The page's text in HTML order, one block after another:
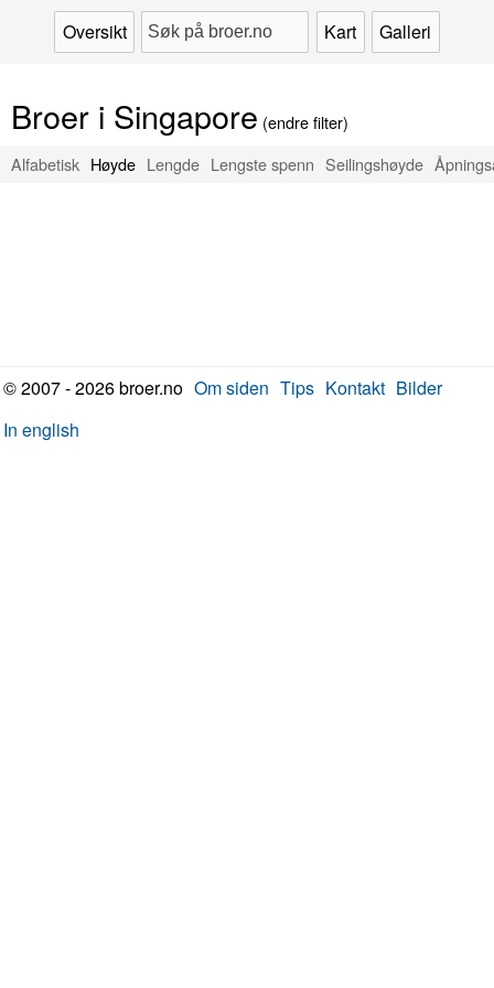
Oversikt Kart Galleri
Broer i Singapore (endre filter)
Alfabetisk Høyde Lengde Lengste spenn Seilingshøyde
© 2007 - 2026 broer.no Om siden Tips Kontakt Bilder
In english